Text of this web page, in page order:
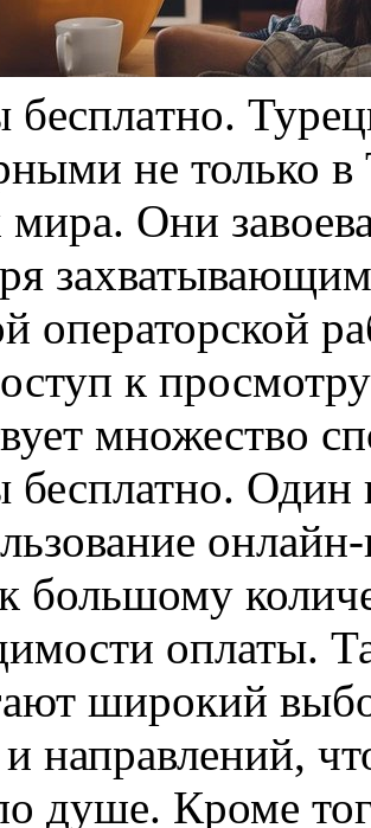
бeсплaтнo.
не только
мира. Они
операторской
к
множество
бесплатно.
большому
оплаты.
широкий
направлений,
душе. Кроме